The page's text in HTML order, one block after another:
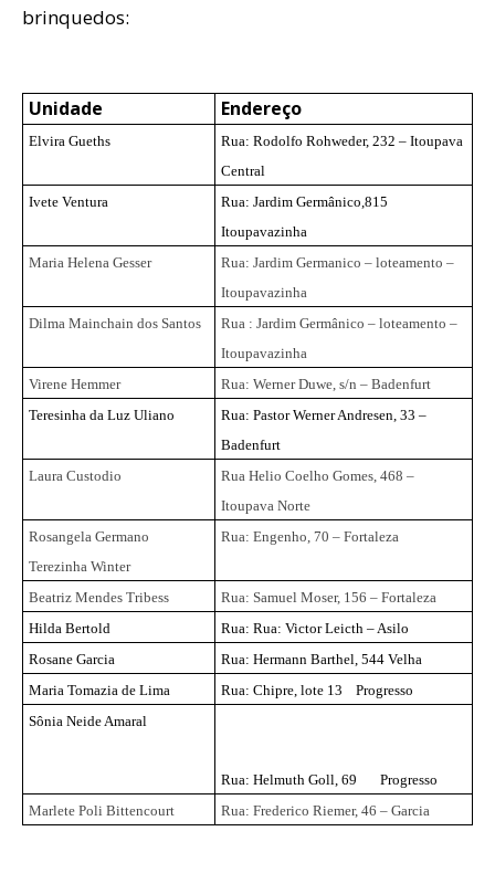
brinquedos:
Unidade Endereço
Elvira Gueths
Rua: Rodolfo Rohweder, 232 – Itoupava
Central
Ivete Ventura
Rua: Jardim Germânico,815
Itoupavazinha
Maria Helena Gesser
Rua: Jardim Germanico – loteamento –
Itoupavazinha
Dilma Mainchain dos Santos
Rua : Jardim Germânico – loteamento –
Itoupavazinha
Virene Hemmer
Rua: Werner Duwe, s/n – Badenfurt
Teresinha da Luz Uliano
Rua: Pastor Werner Andresen, 33 –
Badenfurt
Laura Custodio
Rua Helio Coelho Gomes, 468 –
Itoupava Norte
Rosangela Germano
Terezinha Winter
Rua: Engenho, 70 – Fortaleza
Beatriz Mendes Tribess
Rua: Samuel Moser, 156 – Fortaleza
Hilda Bertold
Rua: Rua: Victor Leicth – Asilo
Rosane Garcia
Rua: Hermann Barthel, 544 Velha
Maria Tomazia de Lima
Rua: Chipre, lote 13 Progresso
Sônia Neide Amaral
Rua: Helmuth Goll, 69 Progresso
Marlete Poli Bittencourt
Rua: Frederico Riemer, 46 – Garcia